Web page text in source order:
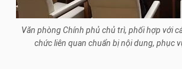
Văn phòng Chính phủ chủ trì, phối hợp với
chức liên quan chuẩn bị nội dung, phục